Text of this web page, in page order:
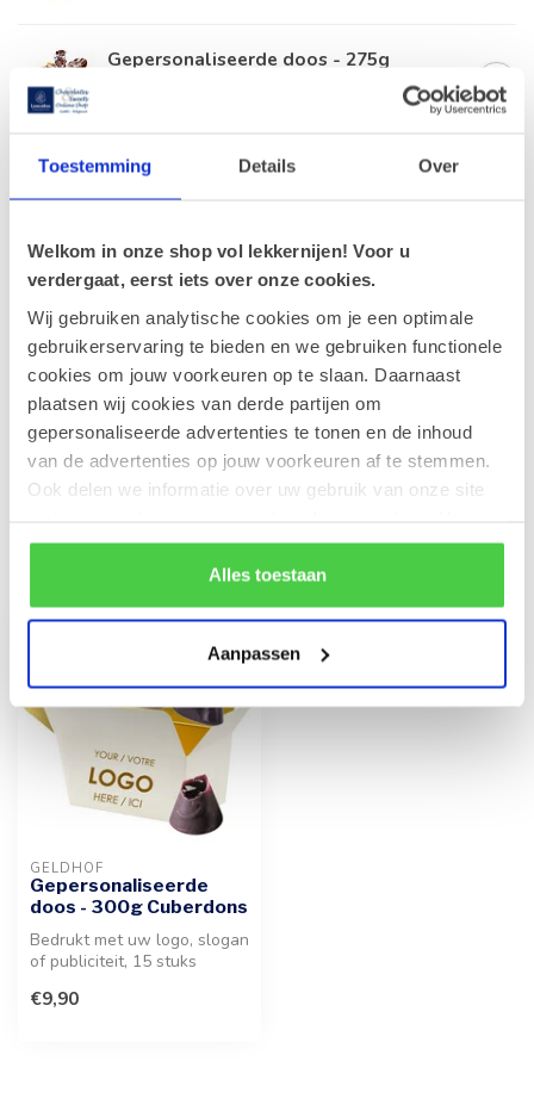
Toestemming Details Over
Welkom in onze shop vol lekkernijen! Voor u
verdergaat, eerst iets over onze cookies.
Wij gebruiken analytische cookies om je een optimale
gebruikerservaring te bieden en we gebruiken functionele
cookies om jouw voorkeuren op te slaan. Daarnaast
plaatsen wij cookies van derde partijen om
gepersonaliseerde advertenties te tonen en de inhoud
van de advertenties op jouw voorkeuren af te stemmen.
Ook delen we informatie over uw gebruik van onze site
rekening mee dat als je bepaalde cookies blokkeert, het
de correcte werking van de website kan verstoren.
Alles toestaan
Aanpassen
Gepersonaliseerde doos - 275g
zeevruchten €13,50
Geldhof Cuberdonstroop 330g
Geldhof Cuberdonspek
Op voorraad
€6,00
Regenboog lolly 50g
Op voorraad
€2,30
GELDHOF
Gepersonaliseerde
doos - 300g Cuberdons
Bedrukt met uw logo, slogan
of publiciteit, 15 stuks
confi...
€9,90